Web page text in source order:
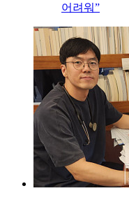
어려워”